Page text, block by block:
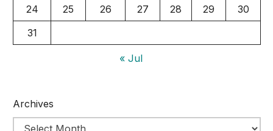
24
25 26 27 28 29
30
31
« Jul
Archives